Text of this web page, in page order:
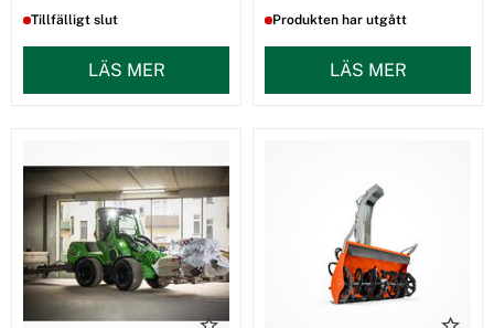
Tillfälligt slut
LÄS MER
Produkten har utgått
LÄS MER